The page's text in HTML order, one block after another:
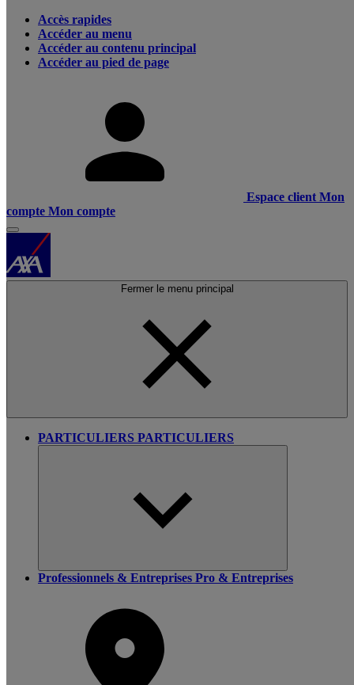
Accès rapides
Accéder au menu
Accéder au contenu principal
Accéder au pied de page
Espace client Mon
compte Mon compte
Fermer le menu principal
PARTICULIERS PARTICULIERS
Professionnels & Entreprises Pro & Entreprises